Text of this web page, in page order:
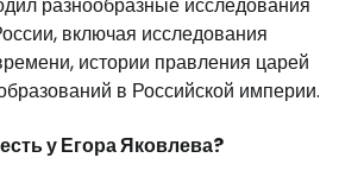
разнообразные исследования
включая исследования
истории правления царей
в Российской империи.
у Егора Яковлева?